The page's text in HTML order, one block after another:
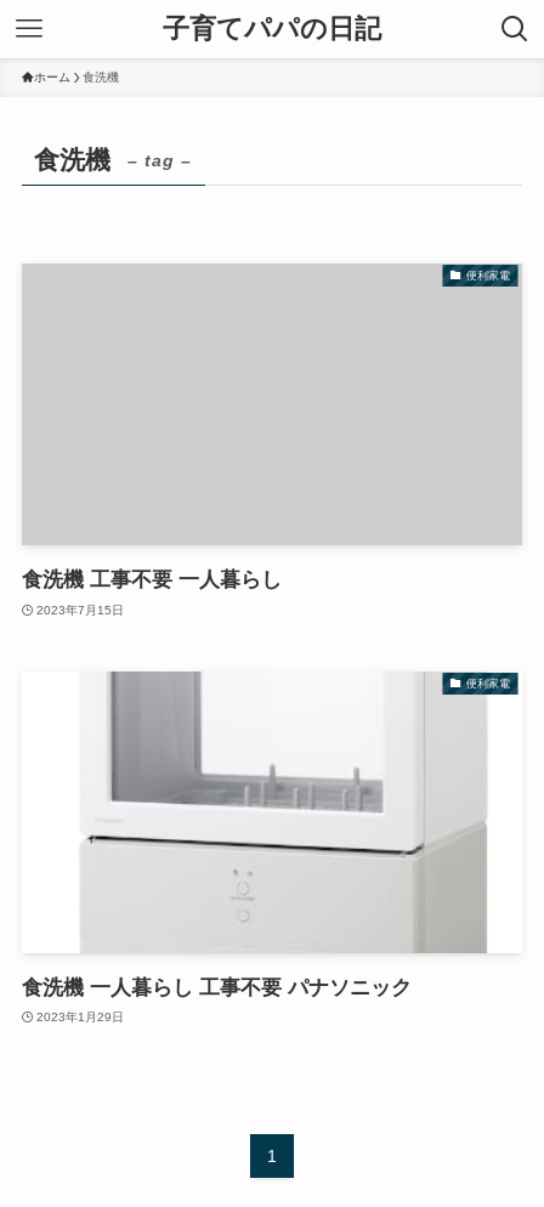
子育てパパの日記
ホーム 食洗機
食洗機 – tag –
便利家電
食洗機 工事不要 一人暮らし
2023年7月15日
便利家電
食洗機 一人暮らし 工事不要 パナソニック
2023年1月29日
1